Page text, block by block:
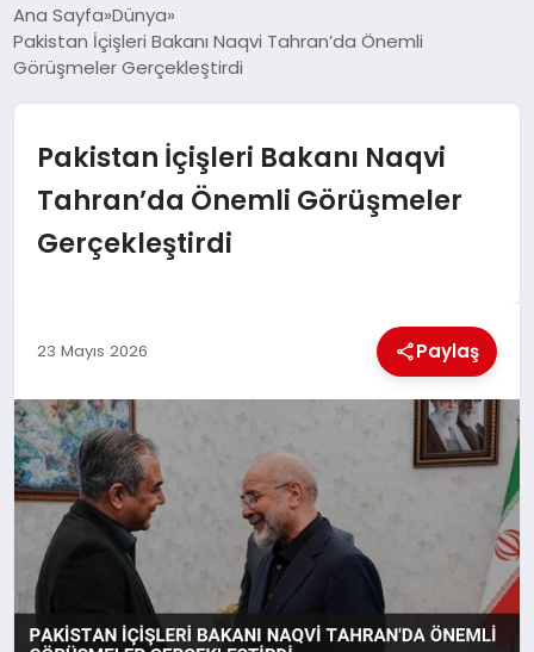
GÜNDEM
DÜNYA
EĞITIM
MAGAZIN
SAĞLIK
SIYASET
SPOR
TEKNOLOJI
Ana Sayfa Dünya
Pakistan İçişleri Bakanı Naqvi Tahran’da Önemli
Görüşmeler Gerçekleştirdi
Pakistan İçişleri Bakanı Naqvi
Tahran’da Önemli Görüşmeler
Gerçekleştirdi
23 Mayıs 2026 Paylaş